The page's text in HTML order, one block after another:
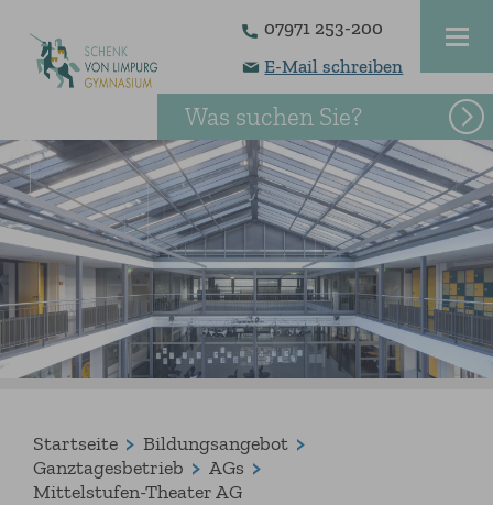
07971 253-200
E-Mail schreiben
Was suchen Sie?
Startseite
Bildungsangebot
Ganztagesbetrieb
AGs
Mittelstufen-Theater AG